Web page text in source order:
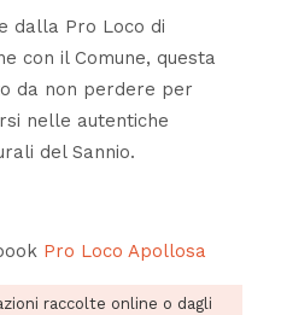
dalla Pro Loco di
con il Comune, questa
da non perdere per
nelle autentiche
del Sannio.
Pro Loco Apollosa
raccolte online o dagli